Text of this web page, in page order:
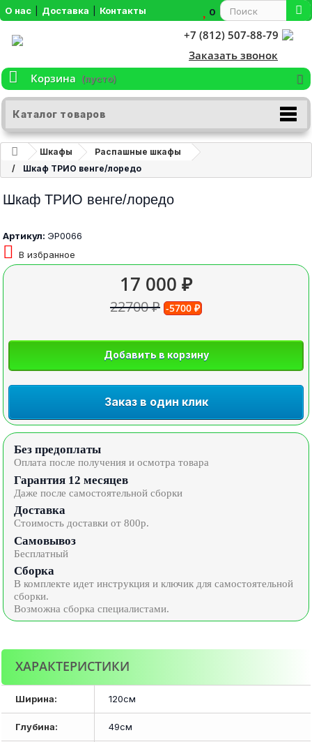
О нас Доставка Контакты 0
+7 (812) 507-88-79
Заказать звонок
Корзина
(пусто)
Каталог товаров
Шкафы
Распашные шкафы
Шкаф ТРИО венге/лоредо
Шкаф ТРИО венге/лоредо
Артикул: ЭР0066
В избранное
17 000 ₽
22700 ₽ -5700 ₽
Добавить в корзину
Заказ в один клик
Без предоплаты
Оплата после получения и осмотра товара
Гарантия 12 месяцев
Даже после самостоятельной сборки
Доставка
Стоимость доставки от 800р.
Самовывоз
Бесплатный
Сборка
В комплекте идет инструкция и ключик для самостоятельной
сборки.
Возможна сборка специалистами.
ХАРАКТЕРИСТИКИ
Ширина: 120см
Глубина: 49см